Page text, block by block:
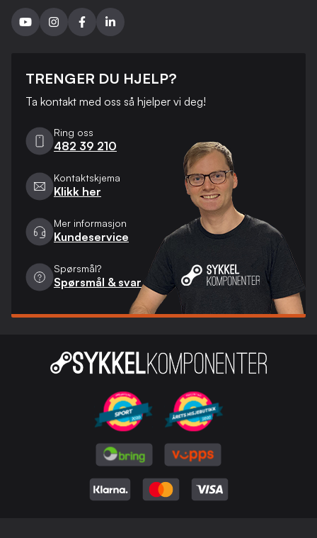
TRENGER DU HJELP?
Ta kontakt med oss ​​så hjelper vi deg!
Ring oss
482 39 210
Kontaktskjema
Klikk her
Mer informasjon
Kundeservice
Spørsmål?
Spørsmål & svar